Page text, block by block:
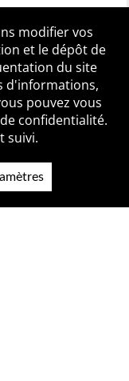
Accessibilité
Contact
modifier vos
et le dépôt de
du site
d'informations,
pouvez vous
confidentialité.
suivi.